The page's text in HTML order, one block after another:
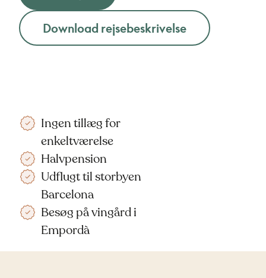
Download rejsebeskrivelse
Ingen tillæg for
enkeltværelse
Halvpension
Udflugt til storbyen
Barcelona
Besøg på vingård i
Empordà